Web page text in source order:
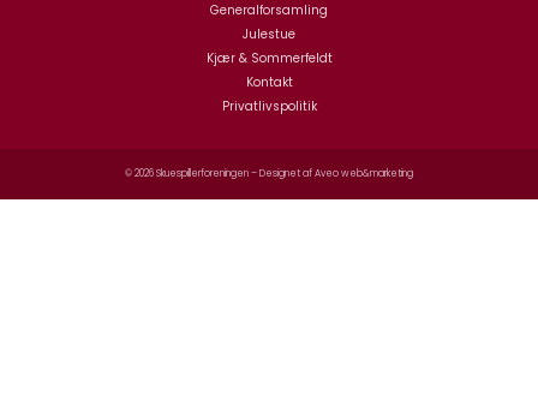
Generalforsamling
Julestue
Kjær & Sommerfeldt
Kontakt
Privatlivspolitik
© 2026 Skuespillerforeningen – Designet afAveo web&marketing